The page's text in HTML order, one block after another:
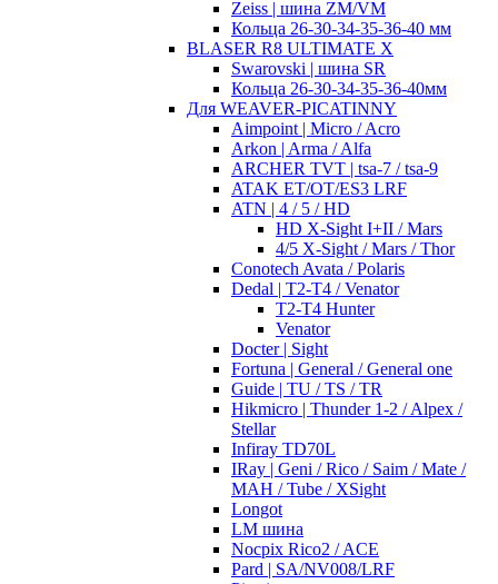
Zeiss | шина ZM/VM
Кольца 26-30-34-35-36-40 мм
BLASER R8 ULTIMATE X
Swarovski | шина SR
Кольца 26-30-34-35-36-40мм
Для WEAVER-PICATINNY
Aimpoint | Micro / Acro
Arkon | Arma / Alfa
ARCHER TVT | tsa-7 / tsa-9
ATAK ET/OT/ES3 LRF
ATN | 4 / 5 / HD
HD X-Sight I+II / Mars
4/5 X-Sight / Mars / Thor
Conotech Avata / Polaris
Dedal | T2-T4 / Venator
T2-T4 Hunter
Venator
Docter | Sight
Fortuna | General / General one
Guide | TU / TS / TR
Hikmicro | Thunder 1-2 / Alpex /
Stellar
Infiray TD70L
IRay | Geni / Rico / Saim / Mate /
MAH / Tube / XSight
Longot
LM шина
Nocpix Rico2 / ACE
Pard | SA/NV008/LRF